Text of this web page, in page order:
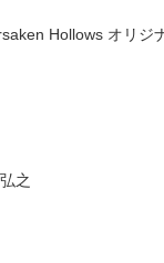
Hollows オリジ
之